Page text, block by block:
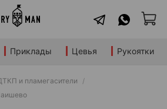
Приклады Цевья Рукоятки
и пламегасители